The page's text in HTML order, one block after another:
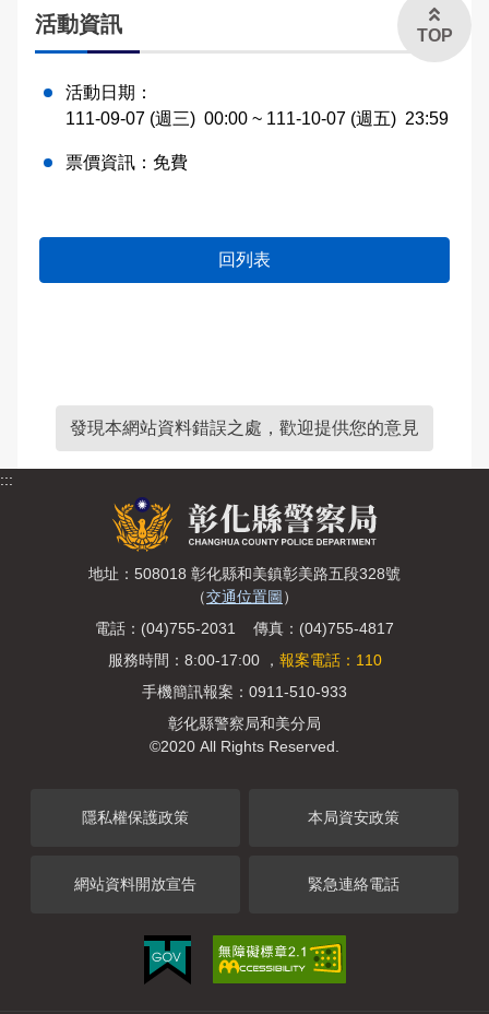
活動資訊
活動日期：
111-09-07 (週三) 00:00 ~ 111-10-07 (週五) 23:59
票價資訊： 免費
回列表
發現本網站資料錯誤之處，歡迎提供您的意見
:::
地址：508018 彰化縣和美鎮彰美路五段328號
（交通位置圖 ）
電話：(04)755-2031 傳真：(04)755-4817
服務時間：8:00-17:00 ， 報案電話：110
手機簡訊報案：0911-510-933
彰化縣警察局和美分局
©2020 All Rights Reserved.
隱私權保護政策 本局資安政策
網站資料開放宣告 緊急連絡電話
TOP